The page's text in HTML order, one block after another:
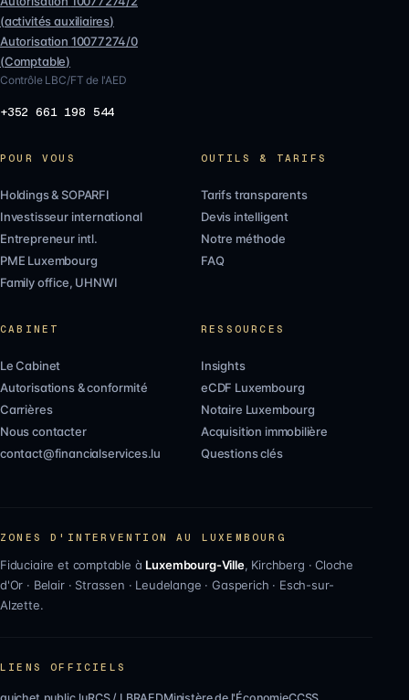
(activités auxiliaires)
Autorisation 10077274/0
(Comptable)
Contrôle LBC/FT de l'AED
+352 661 198 544
POUR VOUS
Holdings & SOPARFI
Investisseur international
Entrepreneur intl.
PME Luxembourg
Family office, UHNWI
OUTILS & TARIFS
Tarifs transparents
Devis intelligent
Notre méthode
FAQ
CABINET
Le Cabinet
Autorisations & conformité
Carrières
Nous contacter
contact@financialservices.lu
RESSOURCES
Insights
eCDF Luxembourg
Notaire Luxembourg
Acquisition immobilière
Questions clés
ZONES D'INTERVENTION AU LUXEMBOURG
Fiduciaire et comptable à Luxembourg-Ville, Kirchberg ·Cloche
d'Or · Belair· Strassen · Leudelange ·Gasperich · Esch-sur-
Alzette.
LIENS OFFICIELS
guichet.public.luRCS / LBRAEDMinistère de l'ÉconomieCCSS